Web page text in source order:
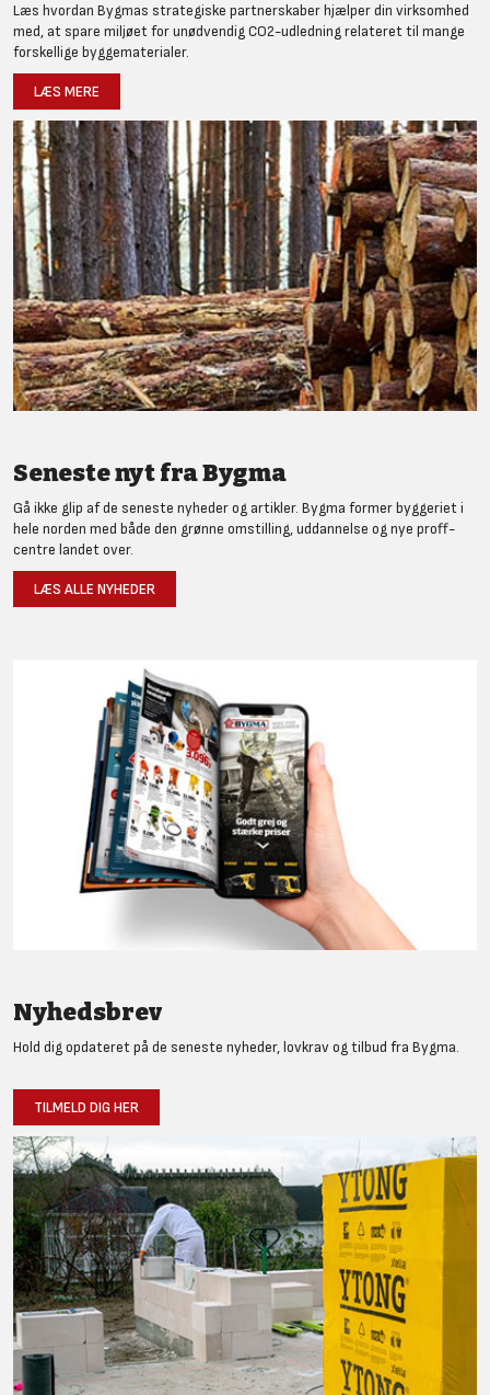
Læs hvordan Bygmas strategiske partnerskaber hjælper din virksomhed
med, at spare miljøet for unødvendig CO2-udledning relateret til mange
forskellige byggematerialer.
LÆS MERE
Seneste nyt fra Bygma
Gå ikke glip af de seneste nyheder og artikler. Bygma former byggeriet i
hele norden med både den grønne omstilling, uddannelse og nye proff-
centre landet over.
LÆS ALLE NYHEDER
Nyhedsbrev
Hold dig opdateret på de seneste nyheder, lovkrav og tilbud fra Bygma.
TILMELD DIG HER